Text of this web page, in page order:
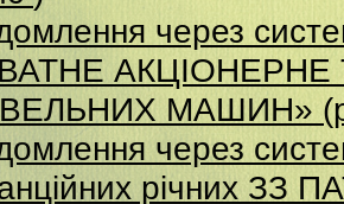
через
МАШИН»
через
річних ЗЗ